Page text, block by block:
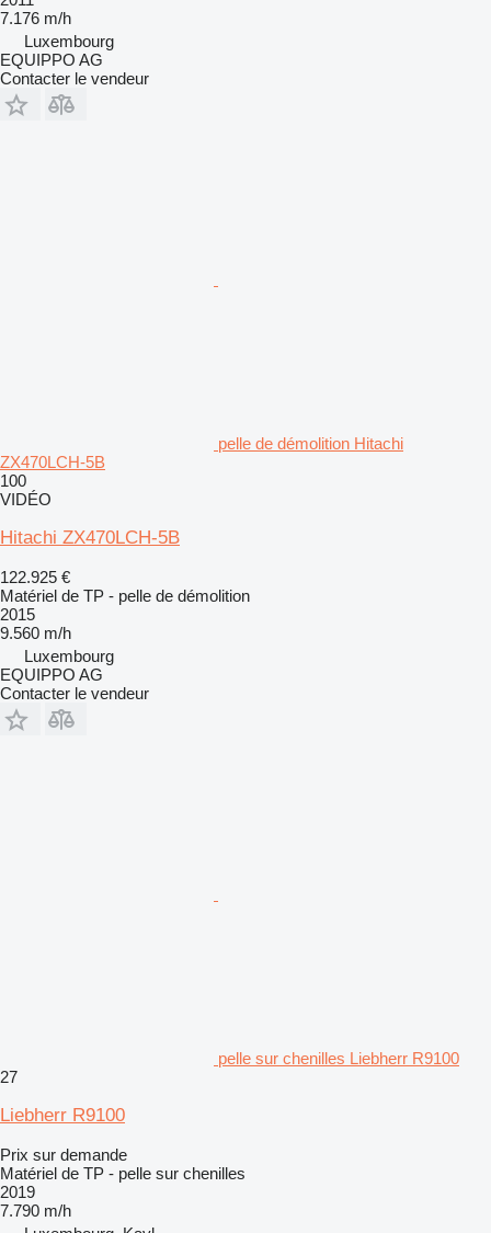
7.176 m/h
Luxembourg
EQUIPPO AG
Contacter le vendeur
pelle de démolition Hitachi
ZX470LCH-5B
100
VIDÉO
Hitachi ZX470LCH-5B
122.925 €
Matériel de TP - pelle de démolition
2015
9.560 m/h
Luxembourg
EQUIPPO AG
Contacter le vendeur
pelle sur chenilles Liebherr R9100
27
Liebherr R9100
Prix sur demande
Matériel de TP - pelle sur chenilles
2019
7.790 m/h